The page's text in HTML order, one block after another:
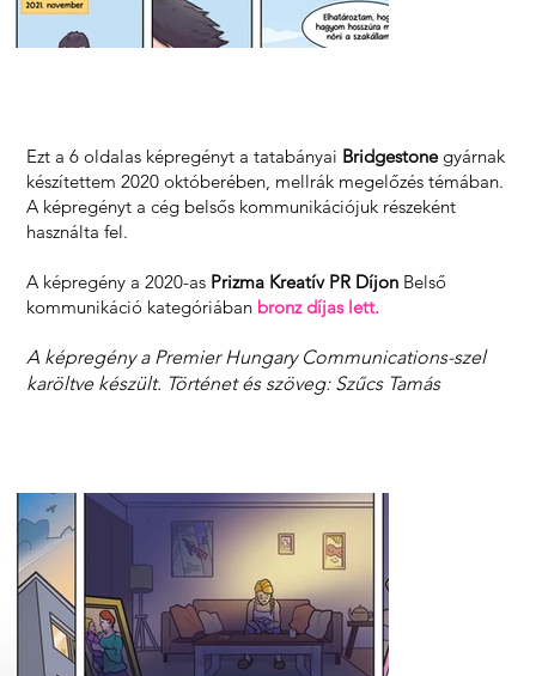
Ezt a 6 oldalas képregényt a tatabányai Bridgestone gyárnak
készítettem 2020 októberében, mellrák megelőzés témában.
A képregényt a cég belsős kommunikációjuk részeként
használta fel.
A képregény a 2020-as Prizma Kreatív PR Díjon Belső
kommunikáció kategóriában bronz díjas lett.
A képregény a Premier Hungary Communications-szel
karöltve készült. Történet és szöveg: Szűcs Tamás